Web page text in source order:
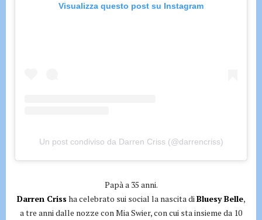
Visualizza questo post su Instagram
Un post condiviso da Darren Criss (@darrencriss)
Papà a 35 anni.
Darren Criss ha celebrato sui social la nascita diBluesy Belle,
a tre anni dalle nozze con Mia Swier, con cui sta insieme da 10